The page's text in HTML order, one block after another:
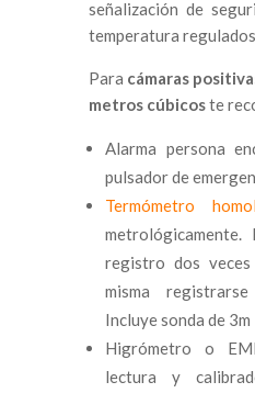
señalización de
temperatura
Para cámaras
metros cúbicoste
Alarma persona
pulsador de
Termómetro
registro dos
misma registrarse
Incluye sonda de 3m
Higrómetro o
lectura y